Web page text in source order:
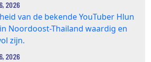
2026
van de bekende YouTuber Hlun
Noordoost-Thailand waardig en
zijn.
2026